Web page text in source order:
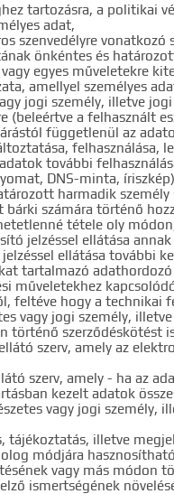
tartozásra, a politikai
adat,
szenvedélyre
önkéntes és
egyes műveletekre
amellyel személyes
jogi személy, illetve
(beleértve a felhasznált
függetlenül az
felhasználása,
további
DNS-minta,
harmadik
bárki számára történő
tétele oly
jelzéssel ellátása
ellátása további
tartalmazó
műveletekhez
feltéve hogy a technikai
vagy jogi személy,
történő szerződéskötést
szerv, amely az
szerv, amely - ha az
kezelt adatok
vagy jogi személy,
tájékoztatás, illetve
módjára
vagy más módon
ismertségének